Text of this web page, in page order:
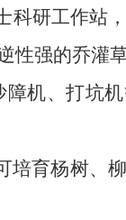
科研工作站
强的乔灌
机、打坑
培育杨树、